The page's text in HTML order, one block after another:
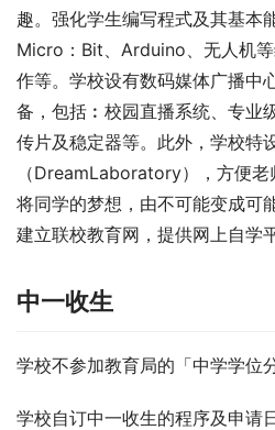
趣。强化学生编写程式及其基本
Micro：Bit、Arduino、无人机
作等。学校设有数码媒体广播中
备，包括︰校园直播系统、专业
传片及稳定器等。此外，学校特
（DreamLaboratory），方便老
将同学的梦想，由不可能变成可
建立联校教育网，提供网上自学
中一收生
学校不参加教育局的「中学学位
学校自订中一收生的程序及申请